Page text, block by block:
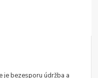
je bezesporu údržba a